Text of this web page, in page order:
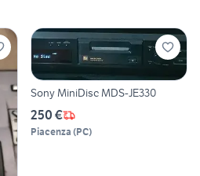
Sony MiniDisc MDS-JE330
250 €
Piacenza (PC)